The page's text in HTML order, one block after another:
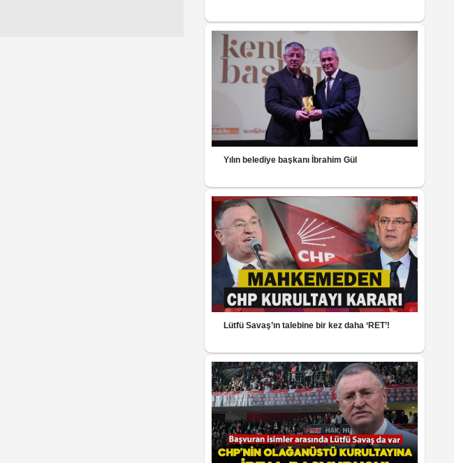
Yılın belediye başkanı İbrahim Gül
Lütfü Savaş’ın talebine bir kez daha ‘RET’!